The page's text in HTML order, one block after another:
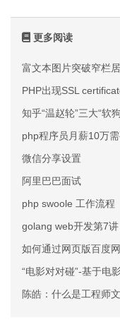
更多阅读
富文本图片突破窄栏
PHP出现SSL
知乎“温赵轮”三大“软
php程序员月薪10万
微信分享设置
​阿里巴巴面试
php swoole 工作流程
golang web开发第7
如何通过网页版百度
“电影对对碰”-基于电
陈皓：什么是工程师